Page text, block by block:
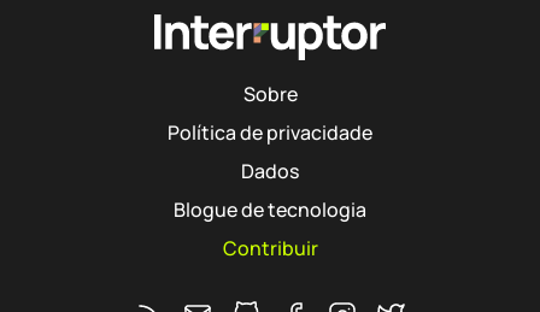
Sobre
Política de privacidade
Dados
Blogue de tecnologia
Contribuir